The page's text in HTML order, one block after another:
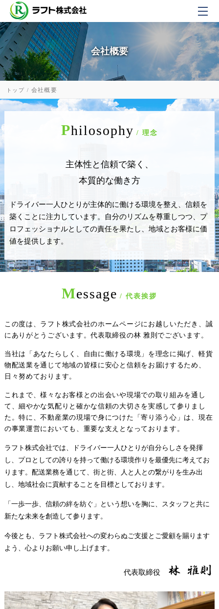
会社概要
トップ 会社概要
Philosophy / 理念
主体性と信頼で築く、
本質的な働き方
ドライバー一人ひとりが主体的に働ける環境を整え、 信頼を
築くことに注力しています。
自分のリズムを尊重しつつ、プ
ロフェッショナルとしての責任を果たし、地域とお客様に価
値を提供します。
Message / 代表挨拶
この度は、ラフト株式会社のホームページにお越しいただき、誠
にありがとうございます。代表取締役の林 雅則でございます。
当社は「あなたらしく、自由に働ける環境」を理念に掲げ、軽貨
物配送業を通じて地域の皆様に安心と信頼をお届けするため、
日々努めております。
これまで、様々なお客様との出会いや現場での取り組みを通し
て、細やかな気配りと確かな信頼の大切さを実感して参りまし
た。特に、不動産業の現場で身につけた「寄り添う心」は、現在
の事業運営においても、重要な支えとなっております。
ラフト株式会社では、ドライバー一人ひとりが自分らしさを発揮
し、プロとしての誇りを持って働ける環境作りを最優先に考えてお
ります。配送業務を通じて、街と街、人と人との繋がりを生み出
し、地域社会に貢献することを目標としております。
「一歩一歩、信頼の絆を紡ぐ」という想いを胸に、スタッフと共に
新たな未来を創造して参ります。
今後とも、ラフト株式会社への変わらぬご支援とご愛顧を賜ります
よう、心よりお願い申し上げます。
代表取締役 林 雅則